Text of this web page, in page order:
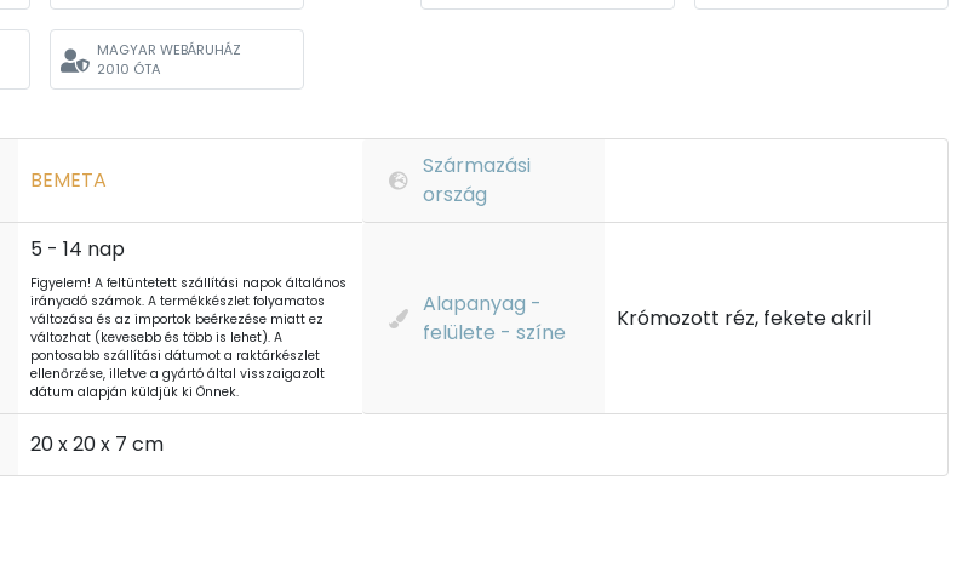
MAGYAR WEBÁRUHÁZ
2010 ÓTA
BEMETA
Származási
ország
5 - 14 nap
Figyelem! A feltüntetett szállítási napok általános
irányadó számok. A termékkészlet folyamatos
változása és az importok beérkezése miatt ez
változhat (kevesebb és több is lehet). A
pontosabb szállítási dátumot a raktárkészlet
ellenőrzése, illetve a gyártó által visszaigazolt
dátum alapján küldjük ki Önnek.
Alapanyag -
felülete - színe
Krómozott réz, fekete akril
20 x 20 x 7 cm